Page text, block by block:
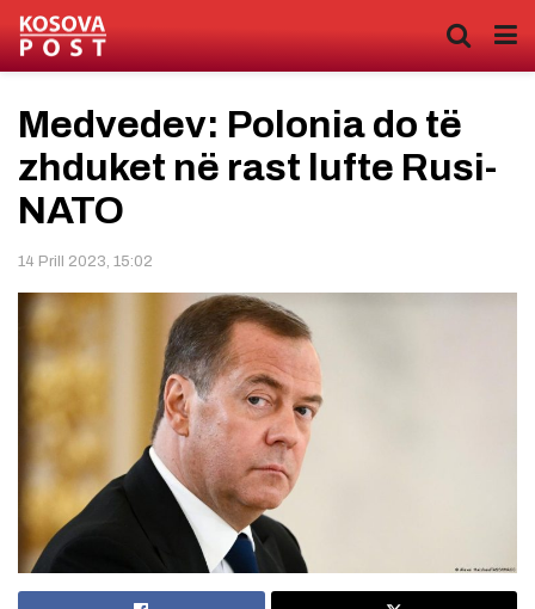
Medvedev: Polonia do të
zhduket në rast lufte Rusi-
NATO
14 Prill 2023, 15:02